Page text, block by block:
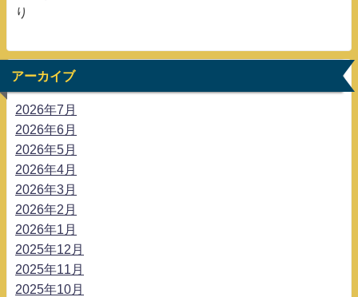
り
アーカイブ
2026年7月
2026年6月
2026年5月
2026年4月
2026年3月
2026年2月
2026年1月
2025年12月
2025年11月
2025年10月